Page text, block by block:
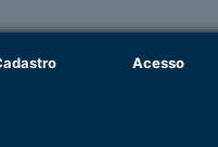
Acesso